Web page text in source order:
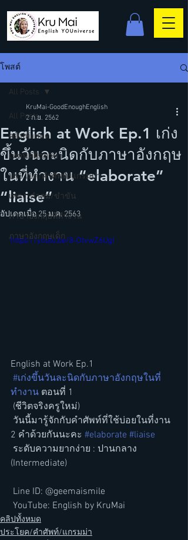
โพสต์
All Posts
คลิปทั้งหมด
เทคนิคฝึกภาษา
ประโยค/คำศัพท์/แกรมม่า
เพลง/คำคม/ขำขัน
ภาษาอังกฤษที่ทำงาน
ภาษาอังกฤษเด็ก
All Posts
English at Work Ep.1 เก่ง
ขึ้นวันละนิดกับภาษาอังกฤษ
ในที่ทำงาน “elaborate”
“liaise”
KruMai-GoodEnoughEnglish
2 ก.ย. 2562
อัปเดตเมื่อ25 ม.ค. 2563
https://youtu.be/8-OtvwZ6UgI
English at Work Ep.1
#เก่งขึ้นวันละนิดกับภาษาอังกฤษในที่
ทำงาน ตอนที่ 1
(ชีวิตจริงครูใหม่)
2 คำด้วยกันนะคะ #elaborate #liaise
(Intermediate)
Line ID: @geemaismile
YouTube: English by KruMai
คลิปทั้งหมด
ประโยค/คำศัพท์/แกรมม่า